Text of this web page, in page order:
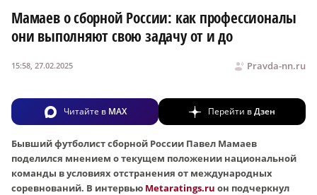
Мамаев о сборной России: как профессионалы
они выполняют свою задачу от и до
Pravda-nn.ru
15:58, 27.02.2025
Читайте в MAX Перейти вДзен
Бывший футболист сборной России Павел Мамаев
поделился мнением о текущем положении национальной
команды в условиях отстранения от международных
соревнований. В интервью Metaratings.ru он подчеркнул